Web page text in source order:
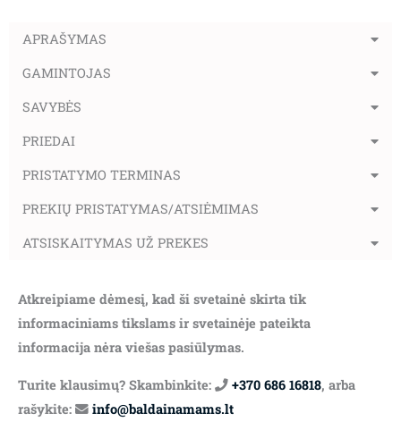
APRAŠYMAS
GAMINTOJAS
SAVYBĖS
PRIEDAI
PRISTATYMO TERMINAS
PREKIŲ PRISTATYMAS/ATSIĖMIMAS
ATSISKAITYMAS UŽ PREKES
Atkreipiame dėmesį, kad ši svetainė skirta tik
informaciniams tikslams ir svetainėje pateikta
informacija nėra viešas pasiūlymas.
Turite klausimų? Skambinkite: +370 686 16818, arba
rašykite:
info@baldainamams.lt